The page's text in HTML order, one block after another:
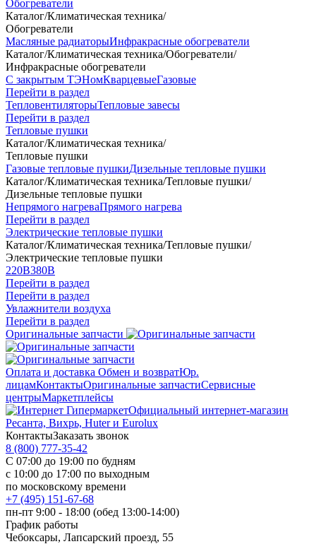
Обогреватели
Каталог/Климатическая техника/
Обогреватели
Масляные радиаторыИнфракрасные обогреватели
Каталог/Климатическая техника/Обогреватели/
Инфракрасные обогреватели
С закрытым ТЭНомКварцевыеГазовые
Перейти в раздел
ТепловентиляторыТепловые завесы
Перейти в раздел
Тепловые пушки
Каталог/Климатическая техника/
Тепловые пушки
Газовые тепловые пушкиДизельные тепловые пушки
Каталог/Климатическая техника/Тепловые пушки/
Дизельные тепловые пушки
Непрямого нагреваПрямого нагрева
Перейти в раздел
Электрические тепловые пушки
Каталог/Климатическая техника/Тепловые пушки/
Электрические тепловые пушки
220В380В
Перейти в раздел
Перейти в раздел
Увлажнители воздуха
Перейти в раздел
Оригинальные запчасти
Оплата и доставка Обмен и возвратЮр.
лицамКонтактыОригинальные запчастиСервисные
центрыМаркетплейсы
Официальный интернет-магазин
Ресанта, Вихрь, Huter и Eurolux
КонтактыЗаказать звонок
8 (800) 777-35-42
С 07:00 до 19:00 по будням
с 10:00 до 17:00 по выходным
по московскому времени
+7 (495) 151-67-68
пн-пт 9:00 - 18:00 (обед 13:00-14:00)
График работы
Чебоксары, Лапсарский проезд, 55